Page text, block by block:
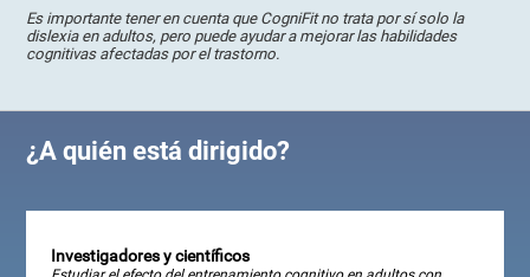
Es importante tener en cuenta que CogniFit no trata por sí solo la
dislexia en adultos, pero puede ayudar a mejorar las habilidades
cognitivas afectadas por el trastorno.
¿A quién está dirigido?
Investigadores y científicos